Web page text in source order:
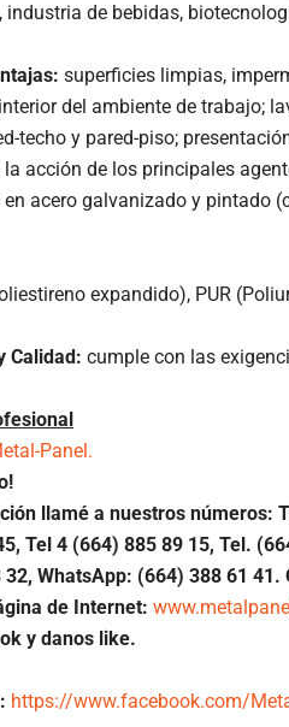
de bebidas,
superficies limpias,
del ambiente de trabajo;
techo y pared-piso;
acción de los principales
en acero galvanizado y pintado
expandido), PUR
Calidad: cumple con las
Panel.
llamé a nuestros números:
Tel 4 (664) 885 89 15, Tel.
WhatsApp: (664) 388 61 41.
de Internet:
y danos like.
https://www.facebook.com/